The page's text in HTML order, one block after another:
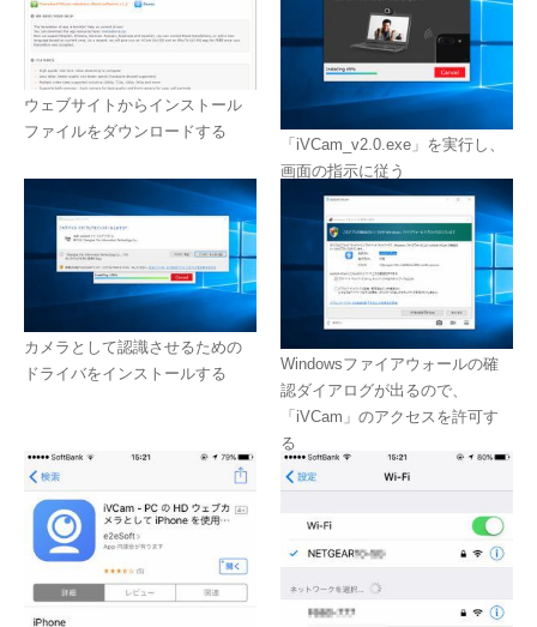
ウェブサイトからインストール
ファイルをダウンロードする
「iVCam_v2.0.exe」を実行し、
画面の指示に従う
カメラとして認識させるための
ドライバをインストールする
Windowsファイアウォールの確
認ダイアログが出るので、
「iVCam」のアクセスを許可す
る